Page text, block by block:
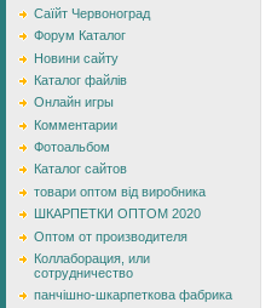
Саїйт Червоноград
Форум Каталог
Новини сайту
Каталог файлів
Онлайн игры
Комментарии
Фотоальбом
Каталог сайтов
товари оптом від виробника
ШКАРПЕТКИ ОПТОМ 2020
Оптом от производителя
Коллаборация, или
сотрудничество
панчішно-шкарпеткова фабрика